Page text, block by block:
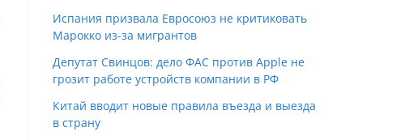
Испания призвала Евросоюз не критиковать
Марокко из-за мигрантов
Депутат Свинцов: дело ФАС против Apple не
грозит работе устройств компании в РФ
Китай вводит новые правила въезда и выезда
в страну